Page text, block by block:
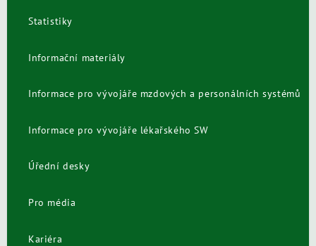
Statistiky
Informační materiály
Informace pro vývojáře mzdových a personálních systémů
Informace pro vývojáře lékařského SW
Úřední desky
Pro média
Kariéra